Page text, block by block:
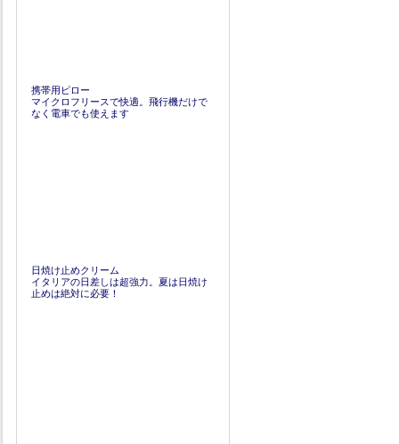
携帯用ピロー
マイクロフリースで快適。飛行機だけで
なく電車でも使えます
日焼け止めクリーム
イタリアの日差しは超強力。夏は日焼け
止めは絶対に必要！